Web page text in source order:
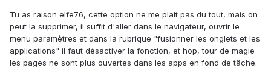
Tu as raison elfe76, cette option ne me plait pas du tout, mais on
peut la supprimer, il suffit d'aller dans le navigateur, ouvrir le
menu paramètres et dans la rubrique "fusionner les onglets et les
applications" il faut désactiver la fonction, et hop, tour de magie
les pages ne sont plus ouvertes dans les apps en fond de tâche.